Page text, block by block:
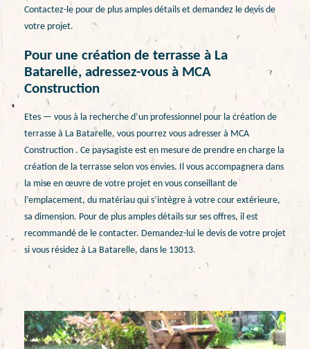
Contactez-le pour de plus amples détails et demandez le devis de
votre projet.
Pour une création de terrasse à La
Batarelle, adressez-vous à MCA
Construction
Etes — vous à la recherche d’un professionnel pour la création de
terrasse à La Batarelle, vous pourrez vous adresser à MCA
Construction . Ce paysagiste est en mesure de prendre en charge la
création de la terrasse selon vos envies. Il vous accompagnera dans
la mise en œuvre de votre projet en vous conseillant de
l’emplacement, du matériau qui s’intègre à votre cour extérieure,
sa dimension. Pour de plus amples détails sur ses offres, il est
recommandé de le contacter. Demandez-lui le devis de votre projet
si vous résidez à La Batarelle, dans le 13013.